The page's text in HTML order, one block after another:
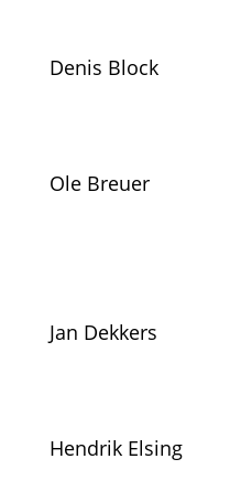
Denis Block
Ole Breuer
Jan Dekkers
Hendrik Elsing